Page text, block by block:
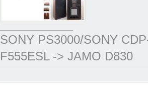
SONY PS3000/SONY
F555ESL -> JAMO D830